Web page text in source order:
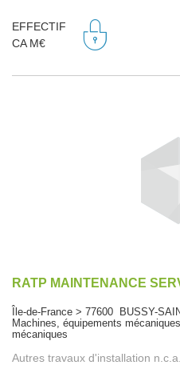
EFFECTIF
CA M€
RATP MAINTENANCE
Île-de-France > 77600 BUSSY-
Machines, équipements
mécaniques
Autres travaux d'installation